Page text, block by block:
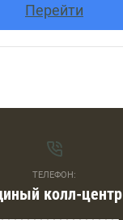
Перейти
ТЕЛЕФОН:
колл-центр